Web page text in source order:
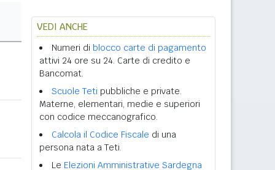
VEDI ANCHE
Numeri di blocco carte di pagamento
attivi 24 ore su 24. Carte di credito e
Bancomat.
Scuole Teti pubbliche e private.
Materne, elementari, medie e superiori
con codice meccanografico.
Calcola il Codice Fiscale di una
persona nata a Teti.
Le Elezioni Amministrative Sardegna